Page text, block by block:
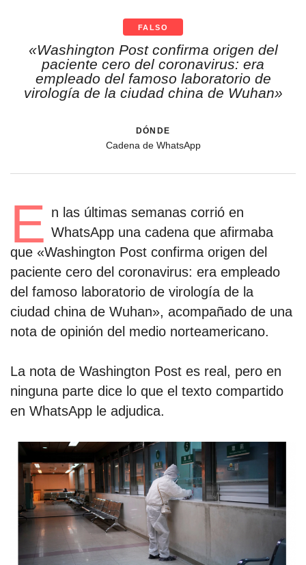
por formato
scrolls
timeline
chequeo
descargables
FALSO
«Washington Post confirma origen del
paciente cero del coronavirus: era
empleado del famoso laboratorio de
virología de la ciudad china de Wuhan»
dónde
Cadena de WhatsApp
E n las últimas semanas corrió en
WhatsApp una cadena que afirmaba
que «Washington Post confirma origen del
paciente cero del coronavirus: era empleado
del famoso laboratorio de virología de la
ciudad china de Wuhan», acompañado de una
nota de opinión del medio norteamericano.
La nota de Washington Post es real, pero en
ninguna parte dice lo que el texto compartido
en WhatsApp le adjudica.